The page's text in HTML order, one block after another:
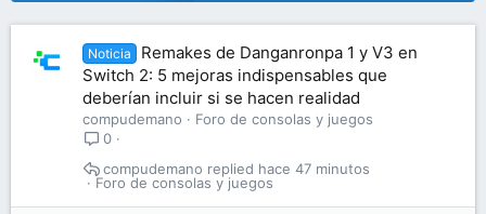
Noticia
Remakes de Danganronpa 1 y V3 en
Switch 2: 5 mejoras indispensables que
deberían incluir si se hacen realidad
compudemano
Foro de consolas y juegos
0
Foro de consolas y juegos
hace 47 minutos
compudemano